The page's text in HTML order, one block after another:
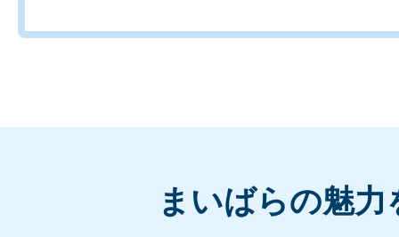
同演奏会
市長スケジュールを更新
2026年08月01日
令和8年度 会計年度任用職員募
まいばらの魅力